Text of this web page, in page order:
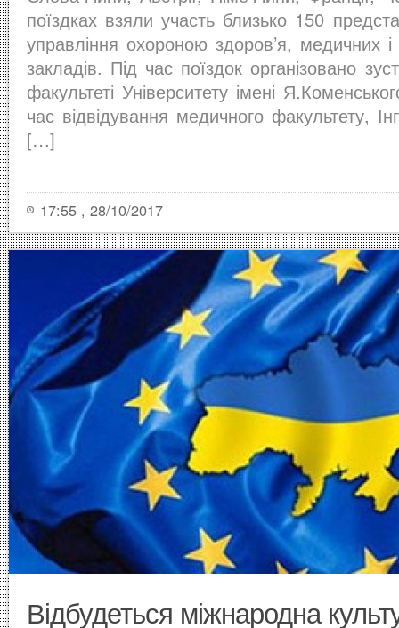
поїздках взяли участь близько 150
управління охороною здоров’я, медичних
закладів. Під час поїздок організовано
факультеті Університету імені
час відвідування медичного факультету,
[…]
17:55 , 28/10/2017
Відбудеться міжнародна